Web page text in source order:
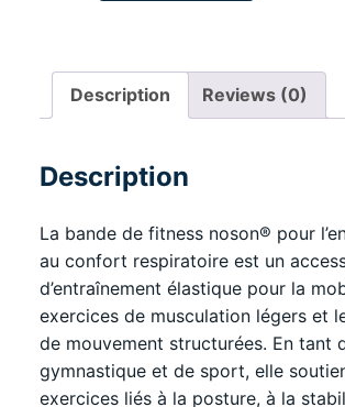
pour
l'entraînement
respiratoire
Description Reviews (0)
Description
La bande de fitness noson® pour
au confort respiratoire est un
d’entraînement élastique pour la
exercices de musculation légers et
de mouvement structurées. En tant
gymnastique et de sport, elle
exercices liés à la posture, à la